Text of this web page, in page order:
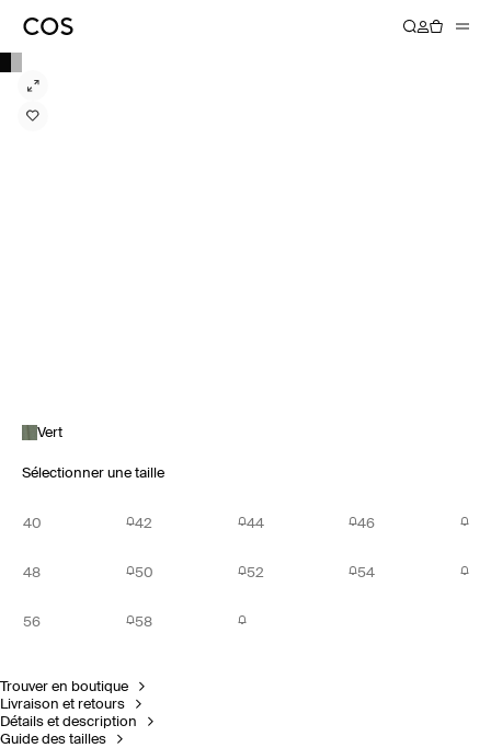
Vert
Sélectionner une taille
40 42 44 46
48 50 52 54
56 58
Trouver en boutique
Livraison et retours
Détails et description
Guide des tailles